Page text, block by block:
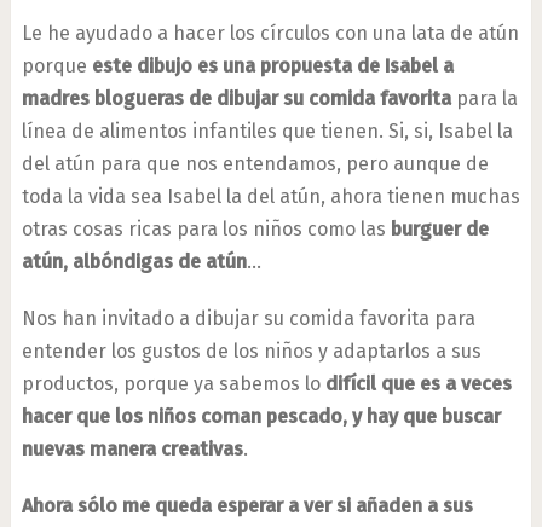
Le he ayudado a hacer los círculos con una lata de atún
porque este dibujo es una propuesta de Isabel a
madres blogueras de dibujar su comida favoritapara la
línea de alimentos infantiles que tienen. Si, si, Isabel la
del atún para que nos entendamos, pero aunque de
toda la vida sea Isabel la del atún, ahora tienen muchas
otras cosas ricas para los niños como las burguer de
atún, albóndigas de atún…
Nos han invitado a dibujar su comida favorita para
entender los gustos de los niños y adaptarlos a sus
productos, porque ya sabemos lodifícil que es a veces
hacer que los niños coman pescado, y hay que buscar
nuevas manera creativas.
Ahora sólo me queda esperar a ver si añaden a sus